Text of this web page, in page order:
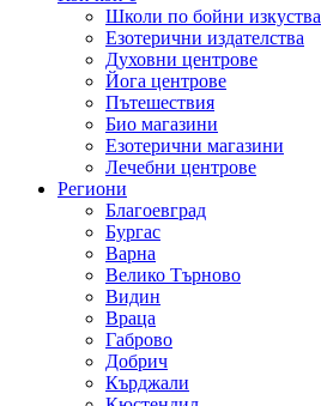
Школи по бойни изкуства
Езотерични издателства
Духовни центрове
Йога центрове
Пътешествия
Био магазини
Езотерични магазини
Лечебни центрове
Региони
Благоевград
Бургас
Варна
Велико Търново
Видин
Враца
Габрово
Добрич
Кърджали